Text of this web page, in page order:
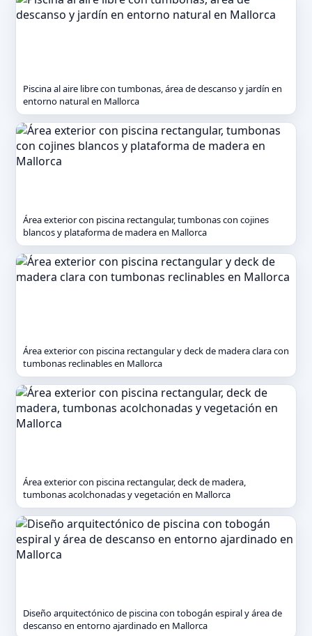
Piscina al aire libre con tumbonas, área de descanso y jardín en
entorno natural en Mallorca
Área exterior con piscina rectangular, tumbonas con cojines
blancos y plataforma de madera en Mallorca
Área exterior con piscina rectangular y deck de madera clara con
tumbonas reclinables en Mallorca
Área exterior con piscina rectangular, deck de madera,
tumbonas acolchonadas y vegetación en Mallorca
Diseño arquitectónico de piscina con tobogán espiral y área de
descanso en entorno ajardinado en Mallorca